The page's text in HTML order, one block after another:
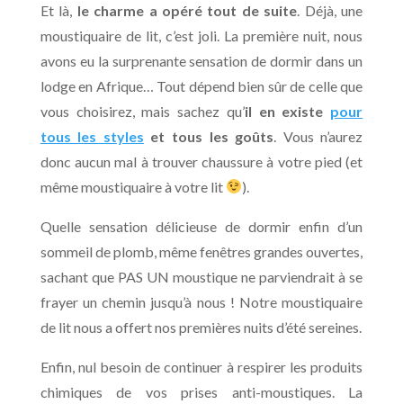
Et là, le charme a opéré tout de suite . Déjà, une
moustiquaire de lit, c’est joli. La première nuit, nous
avons eu la surprenante sensation de dormir dans un
lodge en Afrique… Tout dépend bien sûr de celle que
vous choisirez, mais sachez qu’il en existe pour
tous les styles et tous les goûts . Vous n’aurez
donc aucun mal à trouver chaussure à votre pied (et
même moustiquaire à votre lit
).
Quelle sensation délicieuse de dormir enfin d’un
sommeil de plomb, même fenêtres grandes ouvertes,
sachant que PAS UN moustique ne parviendrait à se
frayer un chemin jusqu’à nous ! Notre moustiquaire
de lit nous a offert nos premières nuits d’été sereines.
Enfin, nul besoin de continuer à respirer les produits
chimiques de vos prises anti-moustiques. La